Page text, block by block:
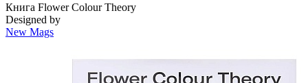
Книга Flower Colour Theory
Designed by
New Mags